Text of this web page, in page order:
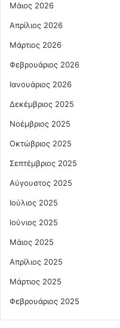
Μάιος 2026
Απρίλιος 2026
Μάρτιος 2026
Φεβρουάριος 2026
Ιανουάριος 2026
Δεκέμβριος 2025
Νοέμβριος 2025
Οκτώβριος 2025
Σεπτέμβριος 2025
Αύγουστος 2025
Ιούλιος 2025
Ιούνιος 2025
Μάιος 2025
Απρίλιος 2025
Μάρτιος 2025
Φεβρουάριος 2025